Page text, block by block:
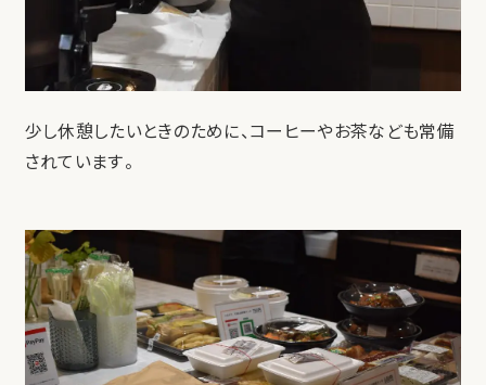
少し休憩したいときのために、コーヒーやお茶なども常備
されています。